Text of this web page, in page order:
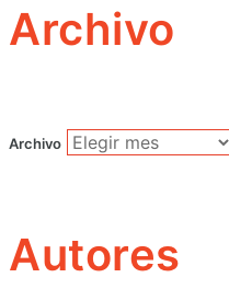
Archivo
Archivo
Autores